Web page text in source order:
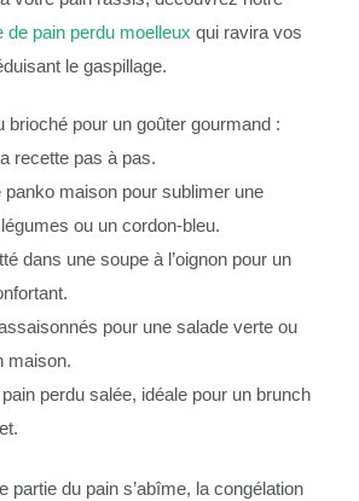
de pain perdu moelleux qui ravira vos
le gaspillage.
brioché pour un goûter gourmand :
recette pas à pas.
panko maison pour sublimer une
ou un cordon-bleu.
dans une soupe à l’oignon pour un
pour une salade verte ou
maison.
perdu salée, idéale pour un brunch
partie du pain s’abîme, la congélation